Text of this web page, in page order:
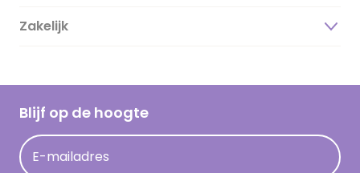
Duurzaamheid
Hallmark Kaartclub
Acties
Persberichten
Magazine
Cadeau inspiratie
Op kamp gedichten en versjes
Leuke en grappige op kamp teksten
Zakelijk
Blijf op de hoogte
E-mailadres